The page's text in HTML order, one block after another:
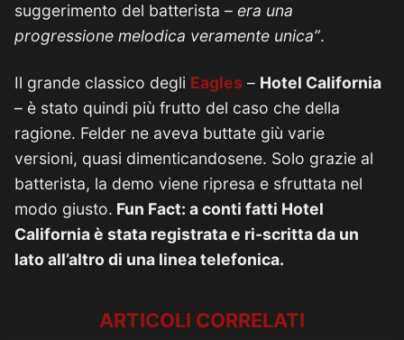
suggerimento del batterista – era una
progressione melodica veramente unica”.
Il grande classico degli Eagles – Hotel California
– è stato quindi più frutto del caso che della
ragione. Felder ne aveva buttate giù varie
versioni, quasi dimenticandosene. Solo grazie al
batterista, la demo viene ripresa e sfruttata nel
modo giusto. Fun Fact: a conti fatti Hotel
California è stata registrata e ri-scritta da un
lato all’altro di una linea telefonica.
ARTICOLI CORRELATI